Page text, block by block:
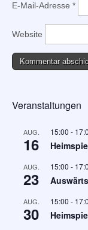
E-Mail-Adresse *
Website
Veranstaltungen
AUG.
16
15:00 -
AUG.
23
15:00 -
AUG.
30
15:00 -